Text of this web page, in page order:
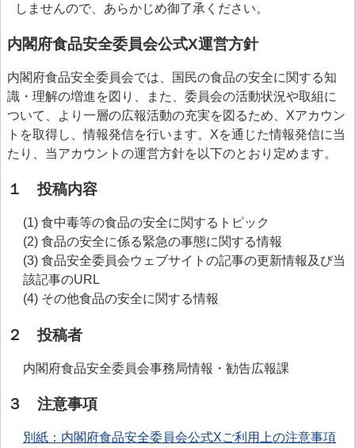
しませんので、あらかじめ御了承ください。
内閣府食品安全委員会公式X運営方針
内閣府食品安全委員会では、国民の食品の安全に関する知
識・理解の増進を図り、また、委員会の活動状況や取組に
ついて、より一層の広報活動の充実を図るため、Xアカウン
トを取得し、情報発信を行います。Xを通じた情報発信に当
たり、当アカウントの運営方針を以下のとおり定めます。
１ 投稿内容
(1) 食中毒等の食品の安全に関するトピック
(2) 食品の安全に係る緊急の事態に関する情報
(3) 食品安全委員会ウェブサイトの記事の更新情報及び当
該記事のURL
(4) その他食品の安全に関する情報
２ 投稿者
内閣府食品安全委員会事務局情報・勧告広報課
３ 注意事項
別紙：内閣府食品安全委員会公式Xご利用上の注意事項